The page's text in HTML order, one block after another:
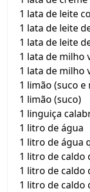
1 lata de leite
1 lata de leite
1 lata de leite
1 lata de milho
1 lata de milho
1 limão (suco e
1 limão (suco)
1 linguiça
1 litro de água
1 litro de água
1 litro de caldo
1 litro de caldo
1 litro de caldo